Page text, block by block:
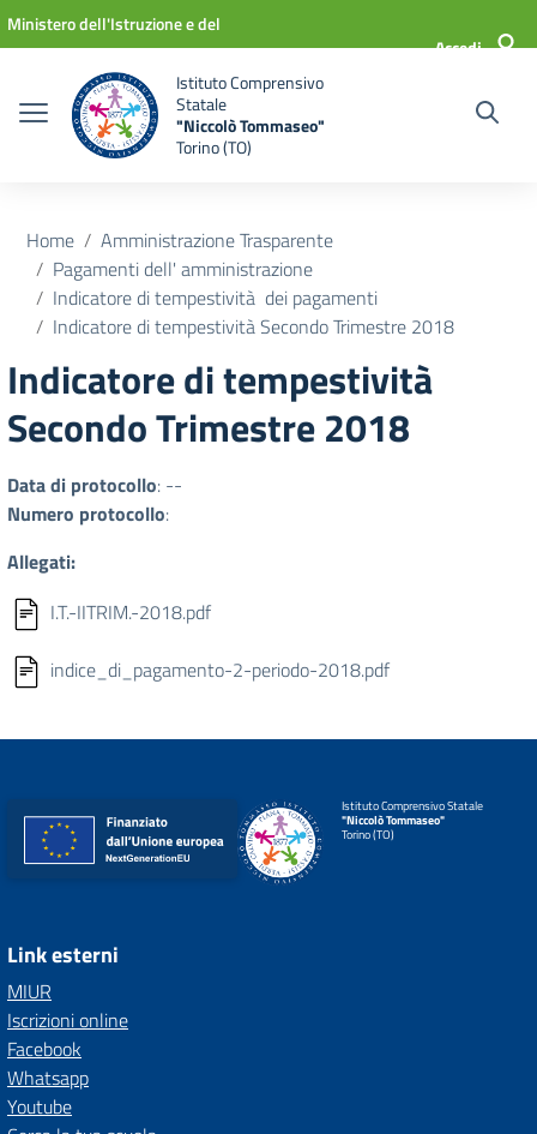
Vai ai contenuti
Vai al menu di navigazione
Vai al footer
Ministero dell'Istruzione e del
Accedi
Istituto Comprensivo
Statale
"Niccolò Tommaseo"
Torino (TO)
Home
Amministrazione Trasparente
Pagamenti dell' amministrazione
Indicatore di tempestività dei pagamenti
Indicatore di tempestività Secondo Trimestre 2018
Indicatore di tempestività
Secondo Trimestre 2018
Data di protocollo: --
Numero protocollo:
Allegati:
I.T.-IITRIM.-2018.pdf
indice_di_pagamento-2-periodo-2018.pdf
Istituto Comprensivo Statale
"Niccolò Tommaseo"
Torino (TO)
Link esterni
MIUR
Iscrizioni online
Facebook
Whatsapp
Youtube